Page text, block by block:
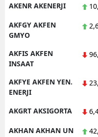
AKENR AKENERJI
AKFGY AKFEN
GMYO
AKFIS AKFEN
INSAAT
AKFYE AKFEN YEN.
ENERJI
AKGRT AKSIGORTA
AKHAN AKHAN UN